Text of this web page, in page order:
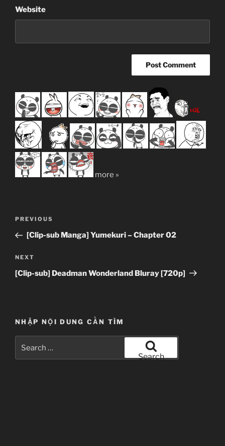
Website
more »
Previous
Post
PREVIOUS
[Clip-sub Manga] Yumekuri – Chapter 02
Next
Post
NEXT
[Clip-sub] Deadman Wonderland Bluray [720p]
NHẬP NỘI DUNG CẦN TÌM
for:
Search